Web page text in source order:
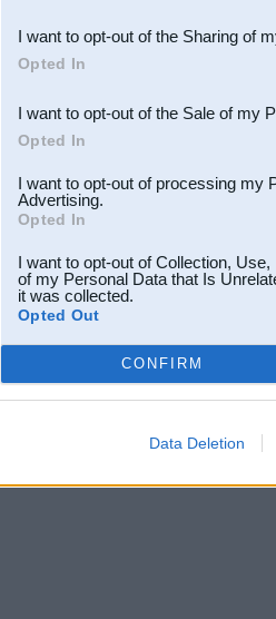
Downstream Participants
third parties.
I want to opt-out of the Sharing of
Opted In
I want to opt-out of the Sale of my
Opted In
I want to opt-out of processing my
Advertising.
Opted In
I want to opt-out of Collection,
of my Personal Data that Is
it was collected.
Opted Out
CONFIRM
Data Deletion